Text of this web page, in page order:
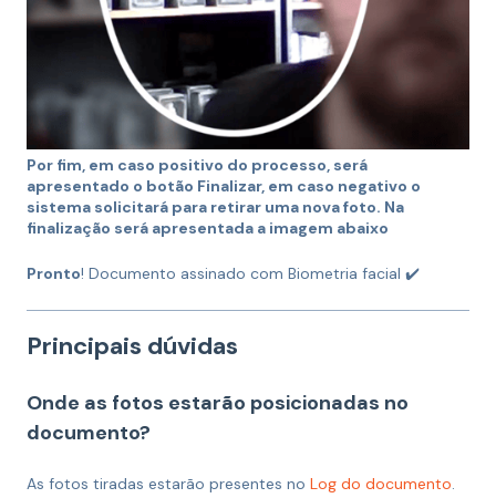
Por fim, em caso positivo do processo, será
apresentado o botão Finalizar, em caso negativo o
sistema solicitará para retirar uma nova foto. Na
finalização será apresentada a imagem abaixo
Pronto! Documento assinado com Biometria facial ✔️
Principais dúvidas
Onde as fotos estarão posicionadas no
documento?
As fotos tiradas estarão presentes no Log do documento